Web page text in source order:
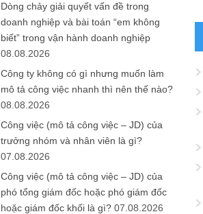
Dòng chảy giải quyết vấn đề trong
doanh nghiệp và bài toán “em không
biết” trong vận hành doanh nghiệp
08.08.2026
Công ty không có gì nhưng muốn làm
mô tả công việc nhanh thì nên thế nào?
08.08.2026
Công việc (mô tả công việc – JD) của
trưởng nhóm và nhân viên là gì?
07.08.2026
Công việc (mô tả công việc – JD) của
phó tổng giám đốc hoặc phó giám đốc
hoặc giám đốc khối là gì? 07.08.2026